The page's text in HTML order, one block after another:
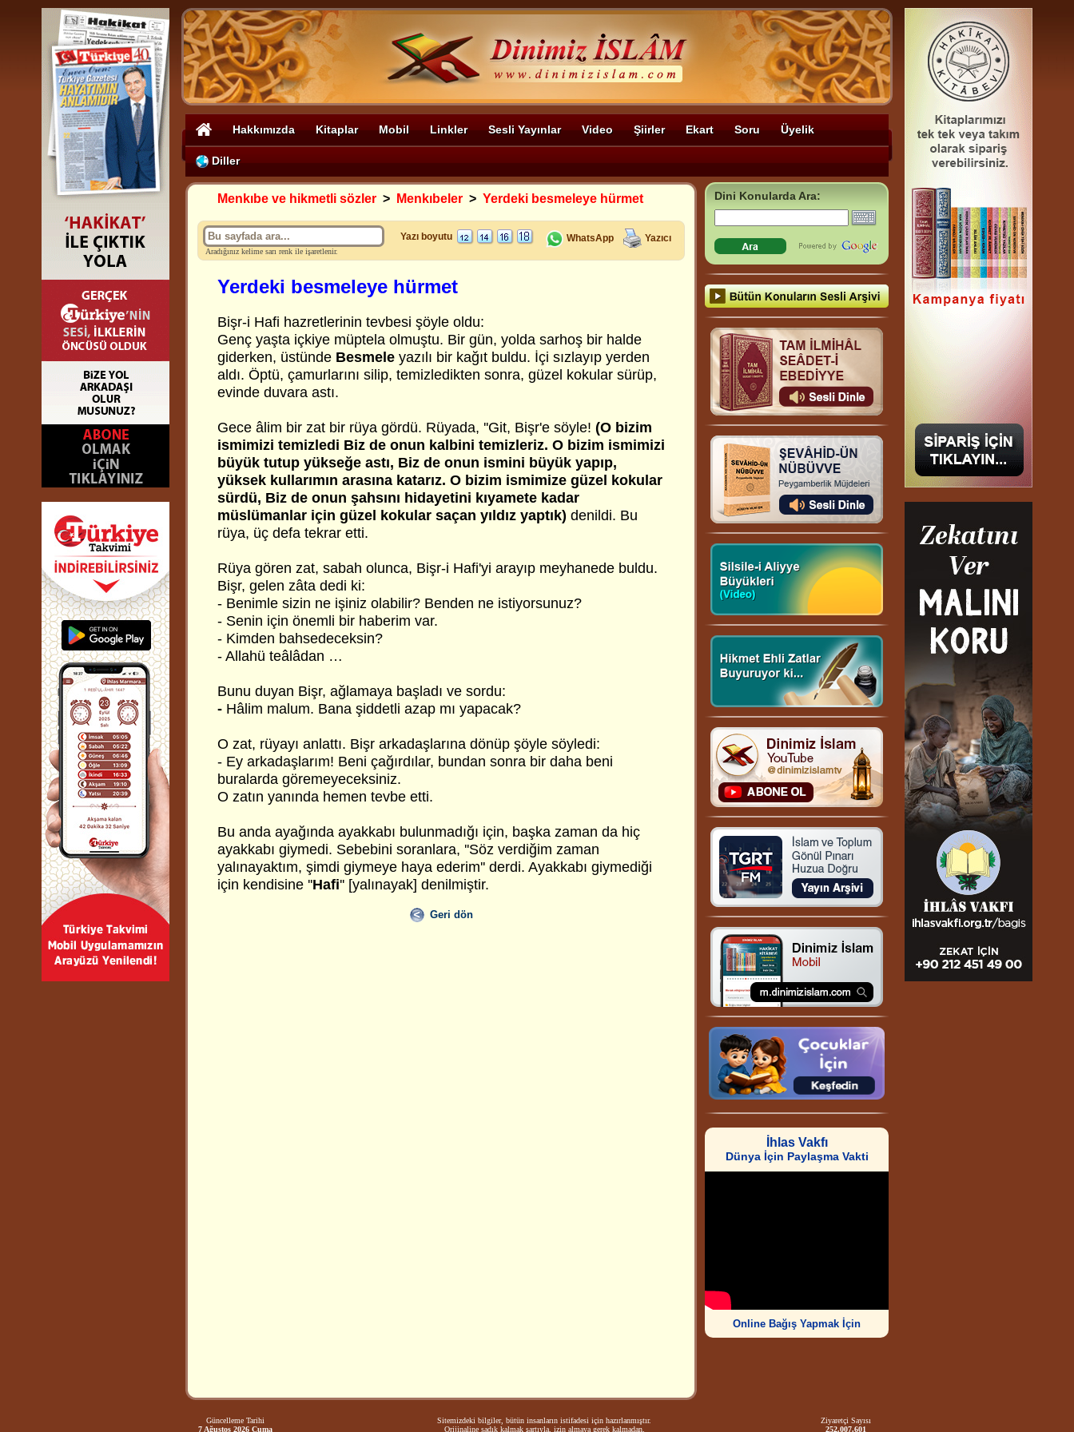
Hakkımızda Kitaplar Mobil Linkler Sesli Yayınlar Video Şiirler Ekart Soru Üyelik
Diller
Menkıbe ve hikmetli sözler > Menkıbeler > Yerdeki besmeleye hürmet
Aradığınız kelime sarı renk ile işaretlenir.
Yazı boyutu WhatsApp Yazıcı
Yerdeki besmeleye hürmet
Bişr-i Hafi hazretlerinin tevbesi şöyle oldu:
Genç yaşta içkiye müptela olmuştu. Bir gün, yolda sarhoş bir halde
giderken, üstünde Besmele yazılı bir kağıt buldu. İçi sızlayıp yerden
aldı. Öptü, çamurlarını silip, temizledikten sonra, güzel kokular sürüp,
evinde duvara astı.
Gece âlim bir zat bir rüya gördü. Rüyada, ''Git, Bişr'e söyle! (O bizim
ismimizi temizledi Biz de onun kalbini temizleriz. O bizim ismimizi
büyük tutup yükseğe astı, Biz de onun ismini büyük yapıp,
yüksek kullarımın arasına katarız. O bizim ismimize güzel kokular
sürdü, Biz de onun şahsını hidayetini kıyamete kadar
müslümanlar için güzel kokular saçan yıldız yaptık) denildi. Bu
rüya, üç defa tekrar etti.
Rüya gören zat, sabah olunca, Bişr-i Hafi'yi arayıp meyhanede buldu.
Bişr, gelen zâta dedi ki:
- Benimle sizin ne işiniz olabilir? Benden ne istiyorsunuz?
- Senin için önemli bir haberim var.
- Kimden bahsedeceksin?
- Allahü teâlâdan …
Bunu duyan Bişr, ağlamaya başladı ve sordu:
- Hâlim malum. Bana şiddetli azap mı yapacak?
O zat, rüyayı anlattı. Bişr arkadaşlarına dönüp şöyle söyledi:
- Ey arkadaşlarım! Beni çağırdılar, bundan sonra bir daha beni
buralarda göremeyeceksiniz.
O zatın yanında hemen tevbe etti.
Bu anda ayağında ayakkabı bulunmadığı için, başka zaman da hiç
ayakkabı giymedi. Sebebini soranlara, ''Söz verdiğim zaman
yalınayaktım, şimdi giymeye haya ederim'' derdi. Ayakkabı giymediği
için kendisine ''Hafi'' [yalınayak] denilmiştir.
Geri dön
Dini Konularda Ara:
İhlas Vakfı
Dünya İçin Paylaşma Vakti
Online Bağış Yapmak İçin
Güncelleme Tarihi
7 Ağustos 2026 Cuma
Sitemizdeki bilgiler, bütün insanların istifadesi için hazırlanmıştır.
Orijinaline sadık kalmak şartıyla, izin almaya gerek kalmadan,
Ziyaretçi Sayısı
252.007.601